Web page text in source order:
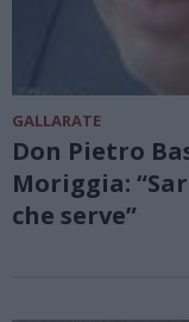
GALLARATE
Don Pietro
Moriggia:
che serve”